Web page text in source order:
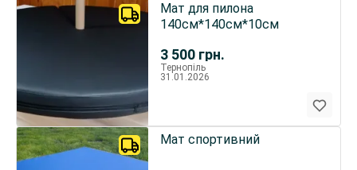
3 500 грн.
Мат для пилона
140см*140см*10см
Тернопіль
31.01.2026
Мат спортивний